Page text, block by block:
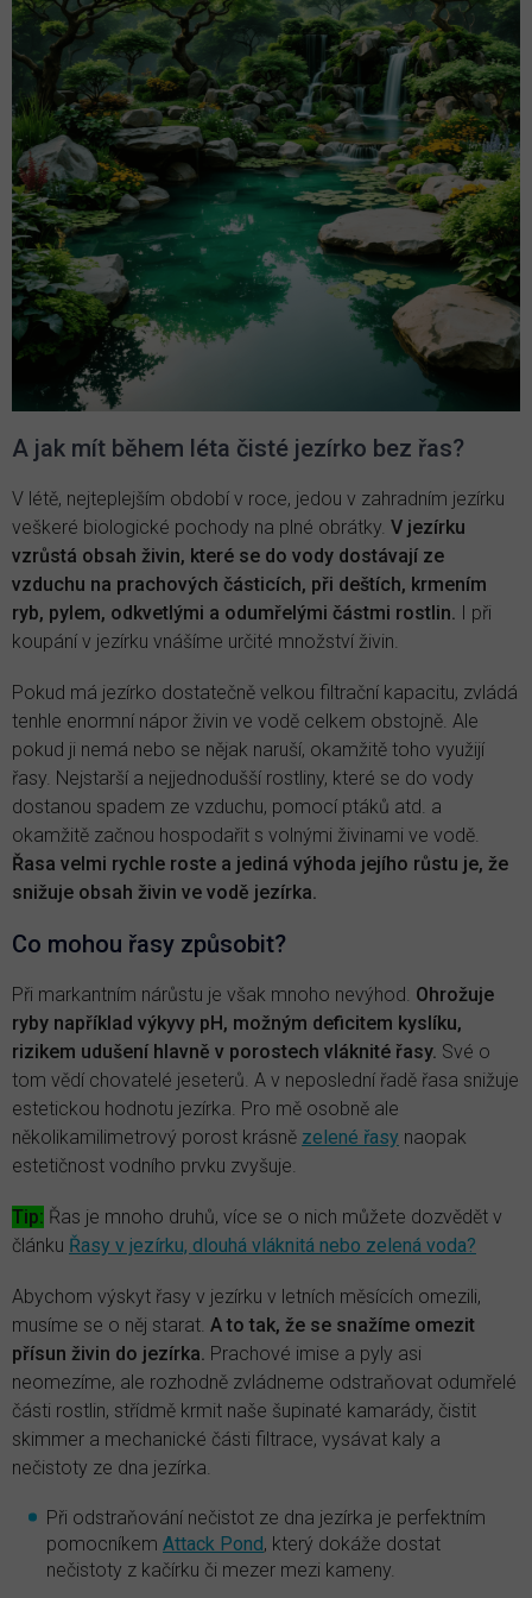
A jak mít během léta čisté jezírko bez řas?
V létě, nejteplejším období v roce, jedou v zahradním jezírku
veškeré biologické pochody na plné obrátky. V jezírku
vzrůstá obsah živin, které se do vody dostávají ze
vzduchu na prachových částicích, při deštích, krmením
ryb, pylem, odkvetlými a odumřelými částmi rostlin. I při
koupání v jezírku vnášíme určité množství živin.
Pokud má jezírko dostatečně velkou filtrační kapacitu, zvládá
tenhle enormní nápor živin ve vodě celkem obstojně. Ale
pokud ji nemá nebo se nějak naruší, okamžitě toho využijí
řasy. Nejstarší a nejjednodušší rostliny, které se do vody
dostanou spadem ze vzduchu, pomocí ptáků atd. a
okamžitě začnou hospodařit s volnými živinami ve vodě.
Řasa velmi rychle roste a jediná výhoda jejího růstu je, že
snižuje obsah živin ve vodě jezírka.
Co mohou řasy způsobit?
Při markantním nárůstu je však mnoho nevýhod. Ohrožuje
ryby například výkyvy pH, možným deficitem kyslíku,
rizikem udušení hlavně v porostech vláknité řasy. Své o
tom vědí chovatelé jeseterů. A v neposlední řadě řasa snižuje
estetickou hodnotu jezírka. Pro mě osobně ale
několikamilimetrový porost krásně zelené řasy naopak
estetičnost vodního prvku zvyšuje.
Tip: Řas je mnoho druhů, více se o nich můžete dozvědět v
článku Řasy v jezírku, dlouhá vláknitá nebo zelená voda?
Abychom výskyt řasy v jezírku v letních měsících omezili,
musíme se o něj starat. A to tak, že se snažíme omezit
přísun živin do jezírka. Prachové imise a pyly asi
neomezíme, ale rozhodně zvládneme odstraňovat odumřelé
části rostlin, střídmě krmit naše šupinaté kamarády, čistit
skimmer a mechanické části filtrace, vysávat kaly a
nečistoty ze dna jezírka.
Při odstraňování nečistot ze dna jezírka je perfektním
pomocníkem Attack Pond, který dokáže dostat
nečistoty z kačírku či mezer mezi kameny.